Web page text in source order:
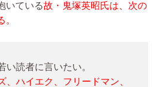
いている故・鬼塚英昭氏は、次の
い読者に言いたい。
、ハイエク、フリードマン、